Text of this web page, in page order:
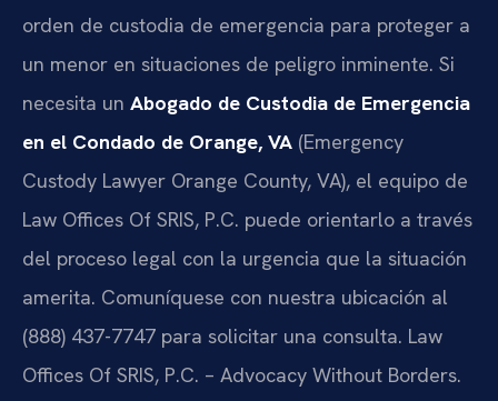
orden de custodia de emergencia para proteger a
un menor en situaciones de peligro inminente. Si
necesita un Abogado de Custodia de Emergencia
en el Condado de Orange, VA (Emergency
Custody Lawyer Orange County, VA), el equipo de
Law Offices Of SRIS, P.C. puede orientarlo a través
del proceso legal con la urgencia que la situación
amerita. Comuníquese con nuestra ubicación al
(888) 437-7747 para solicitar una consulta. Law
Offices Of SRIS, P.C. – Advocacy Without Borders.